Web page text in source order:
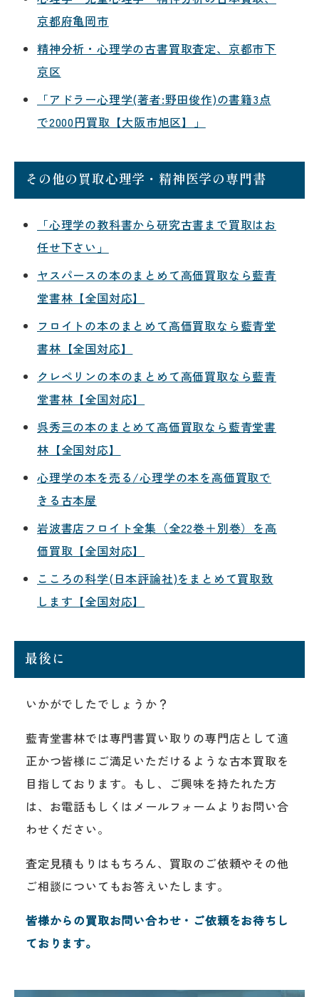
京都府亀岡市
精神分析・心理学の古書買取査定、京都市下
京区
「アドラー心理学(著者:野田俊作)の書籍3点
で2000円買取【大阪市旭区】」
その他の買取心理学・精神医学の専門書
「心理学の教科書から研究古書まで買取はお
任せ下さい」
ヤスパースの本のまとめて高価買取なら藍青
堂書林【全国対応】
フロイトの本のまとめて高価買取なら藍青堂
書林【全国対応】
クレペリンの本のまとめて高価買取なら藍青
堂書林【全国対応】
呉秀三の本のまとめて高価買取なら藍青堂書
林【全国対応】
心理学の本を売る/心理学の本を高価買取で
きる古本屋
岩波書店フロイト全集（全22巻＋別巻）を高
価買取【全国対応】
こころの科学(日本評論社)をまとめて買取致
します【全国対応】
最後に
いかがでしたでしょうか？
藍青堂書林では専門書買い取りの専門店として適
正かつ皆様にご満足いただけるような古本買取を
目指しております。もし、ご興味を持たれた方
は、お電話もしくはメールフォームよりお問い合
わせください。
査定見積もりはもちろん、買取のご依頼やその他
ご相談についてもお答えいたします。
皆様からの買取お問い合わせ・ご依頼をお待ちし
ております。